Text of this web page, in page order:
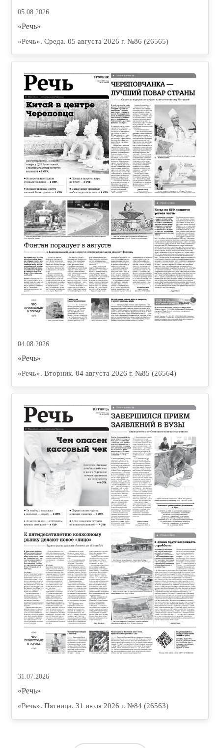
05.08.2026
«Речь»
«Речь». Среда. 05 августа 2026 г. №86 (26565)
04.08.2026
«Речь»
«Речь». Вторник. 04 августа 2026 г. №85 (26564)
31.07.2026
«Речь»
«Речь». Пятница. 31 июля 2026 г. №84 (26563)